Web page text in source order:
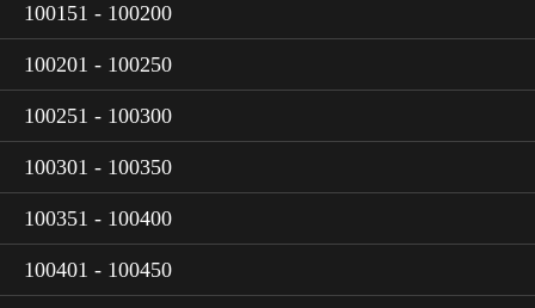
100151 - 100200
100201 - 100250
100251 - 100300
100301 - 100350
100351 - 100400
100401 - 100450